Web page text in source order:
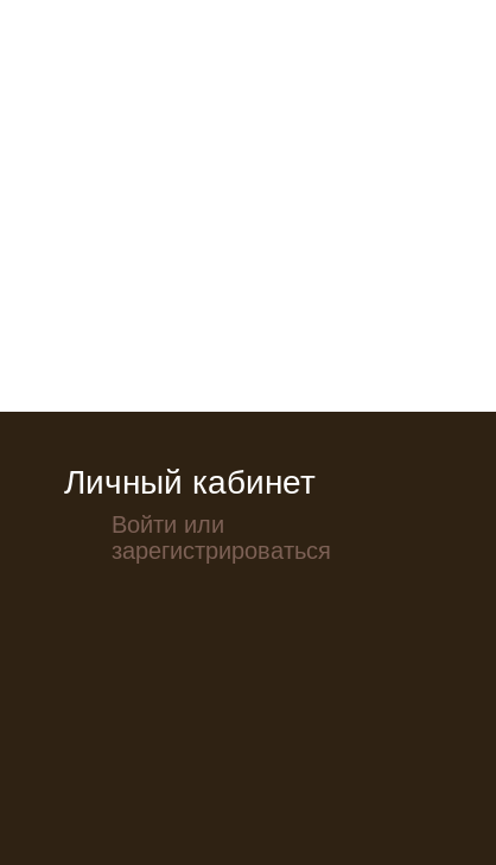
Личный кабинет
Войти или
зарегистрироваться